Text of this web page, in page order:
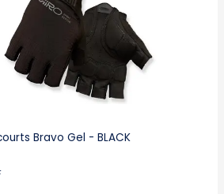
Vevey
Villeneuve
Bravo Gel - BLACK